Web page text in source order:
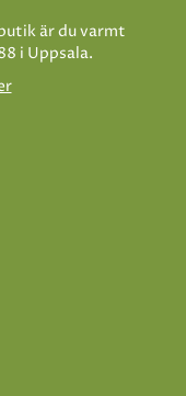
är du varmt
i Uppsala.